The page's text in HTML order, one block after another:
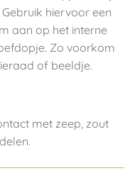
hiervoor een
aan op het interne
Zo voorkom
of beeldje.
met zeep, zout